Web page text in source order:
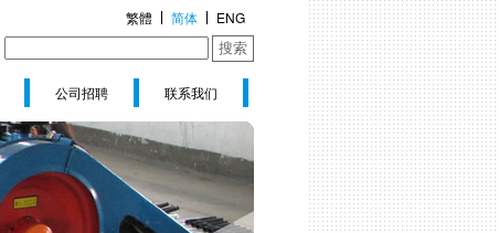
繁體 简体 ENG
搜索
公司招聘 联系我们